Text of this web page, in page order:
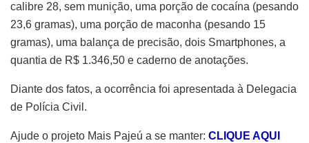
calibre 28, sem munição, uma porção de cocaína (pesando
23,6 gramas), uma porção de maconha (pesando 15
gramas), uma balança de precisão, dois Smartphones, a
quantia de R$ 1.346,50 e caderno de anotações.
Diante dos fatos, a ocorrência foi apresentada à Delegacia
de Polícia Civil.
Ajude o projeto Mais Pajeú a se manter: CLIQUE AQUI